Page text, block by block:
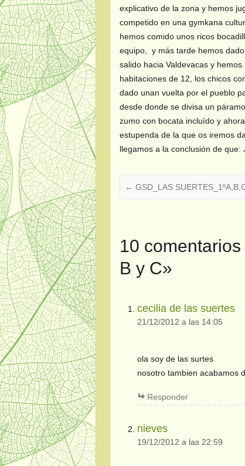
explicativo de la zona y hemos
competido en una gymkana
hemos comido unos ricos
equipo, y más tarde hemos
salido hacia Valdevacas y
habitaciones de 12, los chicos
dado unan vuelta por el pueblo
desde donde se divisa un
zumo con bocata incluído y
estupenda de la que os iremos
llegamos a la conclusión de que:
← GSD_LAS
10 comentarios
B y C»
cecilia de las suertes
21/12/2012 a las 14:05
ola soy de las surtes
nosotro tambien acabamos
Responder
nieves
19/12/2012 a las 22:59